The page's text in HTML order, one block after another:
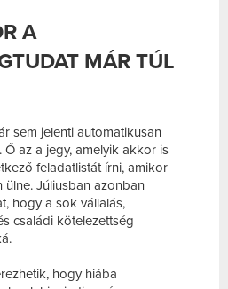
A
MÁR TÚL
sem jelenti automatikusan
Ő az a jegy, amelyik akkor is
feladatlistát írni, amikor
Júliusban azonban
hogy a sok vállalás,
családi kötelezettség
hogy hiába